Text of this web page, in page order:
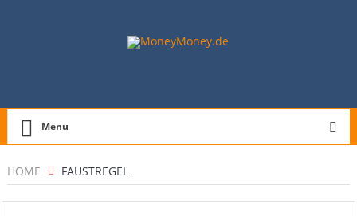
Menu
HOME FAUSTREGEL